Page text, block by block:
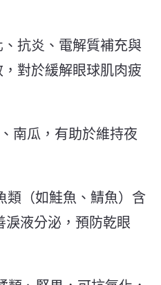
抗炎、電解質補充與
對於緩解眼球肌肉疲
南瓜，有助於維持夜
類（如鮭魚、鯖魚）含
淚液分泌，預防乾眼